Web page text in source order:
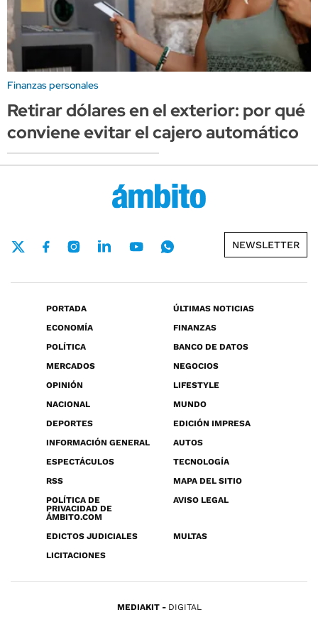
Finanzas personales
Retirar dólares en el exterior: por qué
conviene evitar el cajero automático
NEWSLETTER
PORTADA
ÚLTIMAS NOTICIAS
ECONOMÍA
FINANZAS
POLÍTICA
BANCO DE DATOS
MERCADOS
NEGOCIOS
OPINIÓN
LIFESTYLE
NACIONAL
MUNDO
DEPORTES
EDICIÓN IMPRESA
INFORMACIÓN GENERAL
AUTOS
ESPECTÁCULOS
TECNOLOGÍA
RSS
MAPA DEL SITIO
POLÍTICA DE
PRIVACIDAD DE
ÁMBITO.COM
AVISO LEGAL
EDICTOS JUDICIALES
MULTAS
LICITACIONES
MEDIAKIT DIGITAL